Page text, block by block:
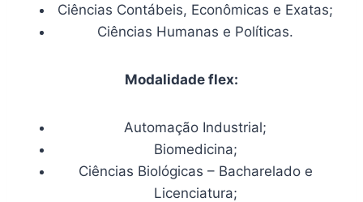
Ciências Contábeis, Econômicas e Exatas;
Ciências Humanas e Políticas.
Modalidade flex:
Automação Industrial;
Biomedicina;
Ciências Biológicas – Bacharelado e
Licenciatura;